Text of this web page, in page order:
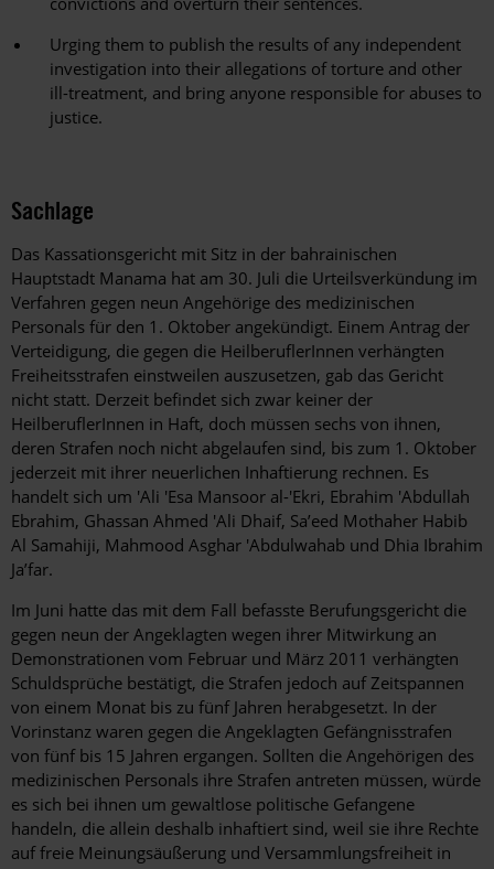
Urging them to publish the results of any independent
investigation into their allegations of torture and other
ill-treatment, and bring anyone responsible for abuses to
justice.
Sachlage
Das Kassationsgericht mit Sitz in der bahrainischen
Hauptstadt Manama hat am 30. Juli die Urteilsverkündung im
Verfahren gegen neun Angehörige des medizinischen
Personals für den 1. Oktober angekündigt. Einem Antrag der
Verteidigung, die gegen die HeilberuflerInnen verhängten
Freiheitsstrafen einstweilen auszusetzen, gab das Gericht
nicht statt. Derzeit befindet sich zwar keiner der
HeilberuflerInnen in Haft, doch müssen sechs von ihnen,
deren Strafen noch nicht abgelaufen sind, bis zum 1. Oktober
jederzeit mit ihrer neuerlichen Inhaftierung rechnen. Es
handelt sich um 'Ali 'Esa Mansoor al-'Ekri, Ebrahim 'Abdullah
Ebrahim, Ghassan Ahmed 'Ali Dhaif, Sa’eed Mothaher Habib
Al Samahiji, Mahmood Asghar 'Abdulwahab und Dhia Ibrahim
Ja’far.
Im Juni hatte das mit dem Fall befasste Berufungsgericht die
gegen neun der Angeklagten wegen ihrer Mitwirkung an
Demonstrationen vom Februar und März 2011 verhängten
Schuldsprüche bestätigt, die Strafen jedoch auf Zeitspannen
von einem Monat bis zu fünf Jahren herabgesetzt. In der
Vorinstanz waren gegen die Angeklagten Gefängnisstrafen
von fünf bis 15 Jahren ergangen. Sollten die Angehörigen des
medizinischen Personals ihre Strafen antreten müssen, würde
es sich bei ihnen um gewaltlose politische Gefangene
handeln, die allein deshalb inhaftiert sind, weil sie ihre Rechte
auf freie Meinungsäußerung und Versammlungsfreiheit in